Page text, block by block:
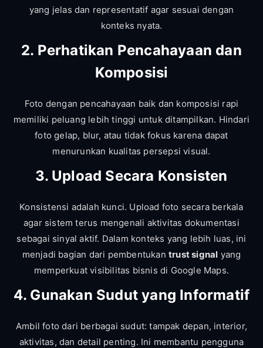
yang jelas dan representatif agar sesuai dengan
konteks nyata.
2. Perhatikan Pencahayaan dan
Komposisi
Foto dengan pencahayaan baik dan komposisi rapi
memiliki peluang lebih tinggi untuk ditampilkan. Hindari
foto gelap, blur, atau tidak fokus karena dapat
menurunkan kualitas persepsi visual.
3. Upload Secara Konsisten
Konsistensi adalah kunci. Upload foto secara berkala
agar sistem terus mengenali aktivitas dokumentasi
sebagai sinyal aktif. Dalam konteks yang lebih luas, ini
menjadi bagian dari pembentukan trust signal yang
memperkuat visibilitas bisnis di Google Maps.
4. Gunakan Sudut yang Informatif
Ambil foto dari berbagai sudut: tampak depan, interior,
aktivitas, dan detail penting. Ini membantu pengguna